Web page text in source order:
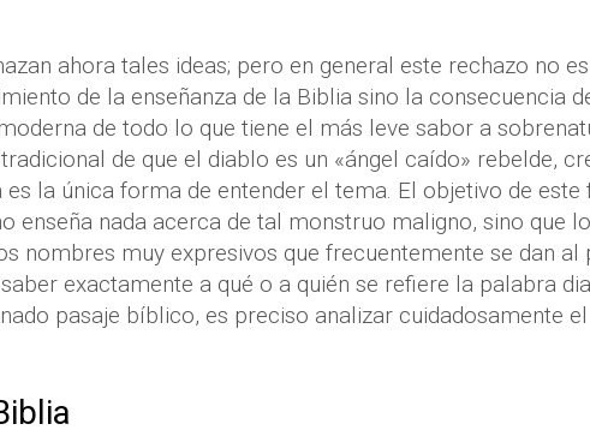
ahora tales ideas; pero en general este rechazo no
de la enseñanza de la Biblia sino la consecuencia
de todo lo que tiene el más leve sabor a
de que el diablo es un «ángel caído» rebelde,
la única forma de entender el tema. El objetivo de este
enseña nada acerca de tal monstruo maligno, sino que
nombres muy expresivos que frecuentemente se dan al
exactamente a qué o a quién se refiere la palabra
pasaje bíblico, es preciso analizar cuidadosamente